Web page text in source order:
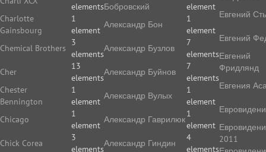
elements
Charlotte
Gainsbourg
1
element
Chemical Brothers
3
elements
Cher
13
elements
Chester
Bennington
1
element
Chicago
1
element
Chick Corea
3
elements
Бобровский
element
Александр Бон
1
element
Александр Бузлов
7
elements
Александр Буйнов
7
elements
Александр Вулых
1
element
Александр Гаврилюк
1
element
Александр Гиндин
4
elements
Евгений
Евгений
Евгений
Фридлянд
Евгения
2011